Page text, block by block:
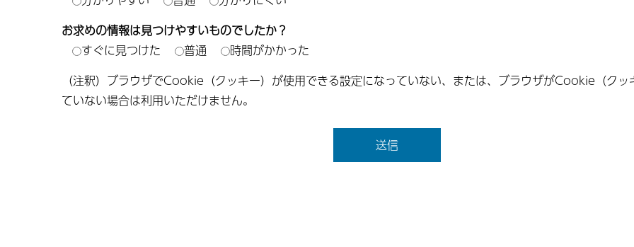
お求めの情報は見つけやすいものでしたか？
すぐに見つけた
普通
時間がかかった
（注釈）ブラウザでCookie（クッキー）が使用できる設定になっていない、または、ブラウザがCookie（クッ
ていない場合は利用いただけません。